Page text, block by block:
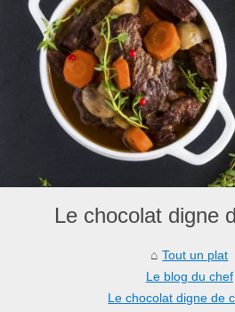
Le chocolat digne
Tout un plat
Le blog du chef
Le chocolat digne de